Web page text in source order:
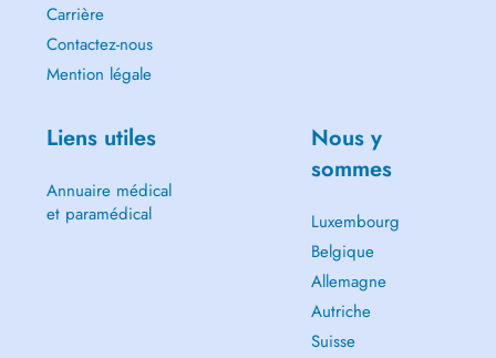
Carrière
Contactez-nous
Mention légale
Liens utiles
Annuaire médical
et paramédical
Nous y
sommes
Luxembourg
Belgique
Allemagne
Autriche
Suisse